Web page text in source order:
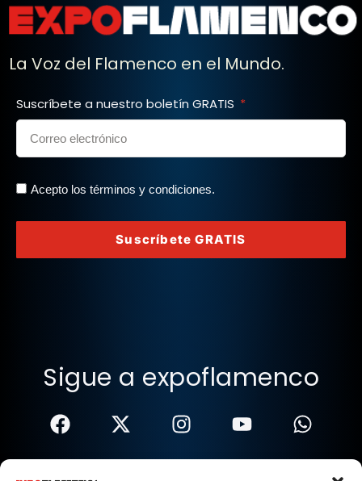
La Voz del Flamenco en el Mundo.
Suscríbete a nuestro boletín GRATIS
Acepto los términos y condiciones.
Suscríbete GRATIS
Sigue a expoflamenco